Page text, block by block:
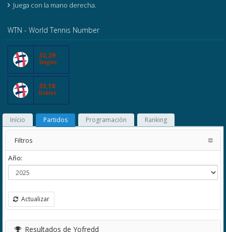
Juega con la mano derecha.
WTN - World Tennis Number
32,29
Singles
33,18
Dobles
Início Partidos Programación Ranking
Filtros
Año:
Actualizar
Resultados de Yofredd